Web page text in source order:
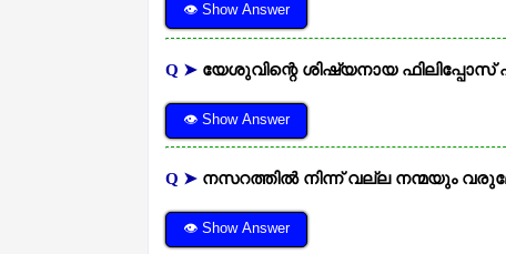
👁 Show Answer
Q ➤ യേശുവിന്റെ ശിഷ്യനായ
👁 Show Answer
Q ➤ നസറത്തില്‍ നിന്ന് വല്ല നന്മയും
👁 Show Answer